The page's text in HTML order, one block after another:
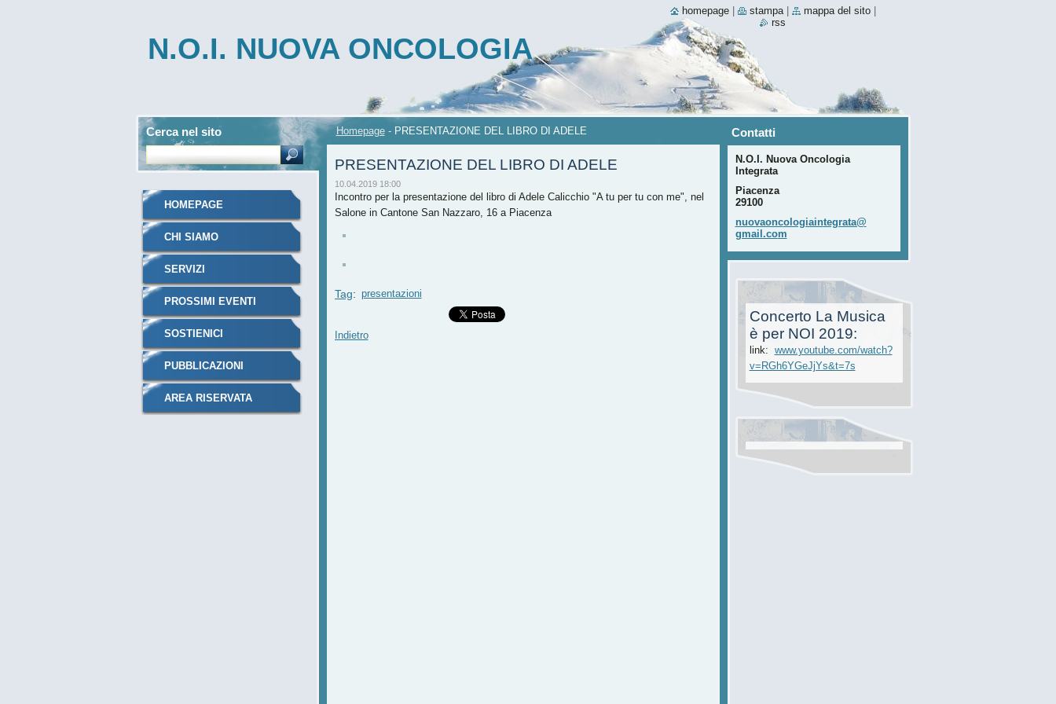
N.O.I. NUOVA ONCOLOGIA
Homepage - PRESENTAZIONE DEL LIBRO DI ADELE
PRESENTAZIONE DEL LIBRO DI ADELE
10.04.2019 18:00
Incontro per la presentazione del libro di Adele Calicchio "A tu per tu con me", nel
Salone in Cantone San Nazzaro, 16 a Piacenza
Tag: presentazioni
Indietro
HOMEPAGE
CHI SIAMO
SERVIZI
PROSSIMI EVENTI
SOSTIENICI
PUBBLICAZIONI
AREA RISERVATA
Contatti
N.O.I. Nuova Oncologia
Integrata
Piacenza
29100
nuovaoncologiaintegrata@
gmail.com
Concerto La Musica
è per NOI 2019:
link: www.youtube.com/watch?
v=RGh6YGeJjYs&t=7s
Cerca nel sito
homepage stampa mappa del sito
rss